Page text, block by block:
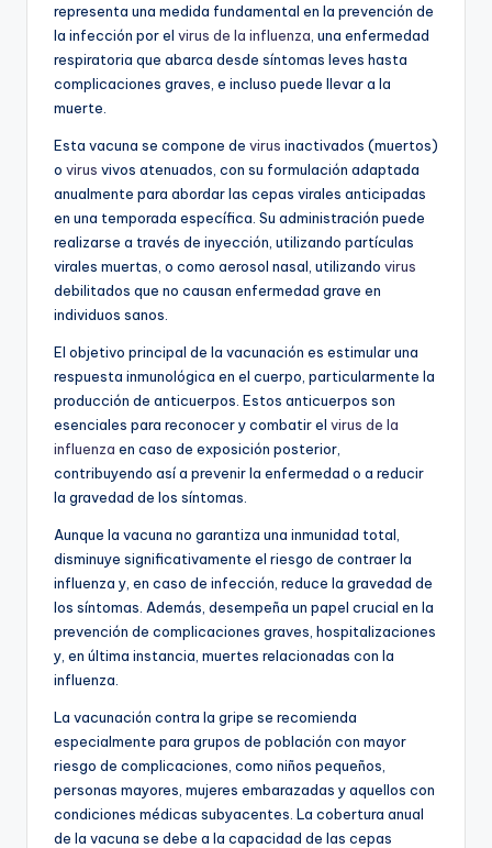
representa una medida fundamental en la prevención de
la infección por el virus de la influenza , una enfermedad
respiratoria que abarca desde síntomas leves hasta
complicaciones graves, e incluso puede llevar a la
muerte.
Esta vacuna se compone de virus inactivados (muertos)
o virus vivos atenuados, con su formulación adaptada
anualmente para abordar las cepas virales anticipadas
en una temporada específica. Su administración puede
realizarse a través de inyección, utilizando partículas
virales muertas, o como aerosol nasal, utilizando virus
debilitados que no causan enfermedad grave en
individuos sanos.
El objetivo principal de la vacunación es estimular una
respuesta inmunológica en el cuerpo, particularmente la
producción de anticuerpos. Estos anticuerpos son
esenciales para reconocer y combatir el virus de la
influenza en caso de exposición posterior,
contribuyendo así a prevenir la enfermedad o a reducir
la gravedad de los síntomas.
Aunque la vacuna no garantiza una inmunidad total,
disminuye significativamente el riesgo de contraer la
influenza y, en caso de infección, reduce la gravedad de
los síntomas. Además, desempeña un papel crucial en la
prevención de complicaciones graves, hospitalizaciones
y, en última instancia, muertes relacionadas con la
influenza.
La vacunación contra la gripe se recomienda
especialmente para grupos de población con mayor
riesgo de complicaciones, como niños pequeños,
personas mayores, mujeres embarazadas y aquellos con
condiciones médicas subyacentes. La cobertura anual
de la vacuna se debe a la capacidad de las cepas